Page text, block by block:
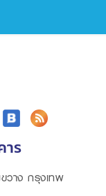
ร
าง กรุงเทพ